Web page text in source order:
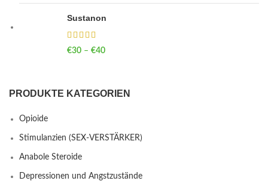
Sustanon
€30 – €40
PRODUKTE KATEGORIEN
Opioide
Stimulanzien (SEX-VERSTÄRKER)
Anabole Steroide
Depressionen und Angstzustände